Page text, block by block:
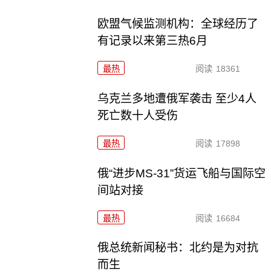
欧盟气候监测机构：全球经历了
有记录以来第三热6月
最热 阅读 18361
乌克兰多地遭俄军袭击 至少4人
死亡数十人受伤
最热 阅读 17898
俄“进步MS-31”货运飞船与国际空
间站对接
最热 阅读 16684
俄总统新闻秘书：北约是为对抗
而生